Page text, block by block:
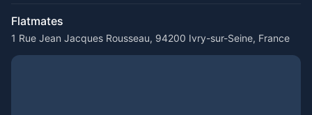
Flatmates
1 Rue Jean Jacques Rousseau, 94200 Ivry-sur-Seine, France